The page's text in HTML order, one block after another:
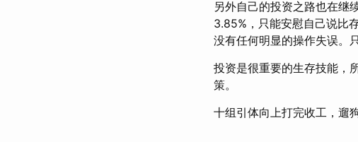
另外自己的投资之路也在继
3.85%，只能安慰自己说比
没有任何明显的操作失误。
投资是很重要的生存技能，
策。
十组引体向上打完收工，遛